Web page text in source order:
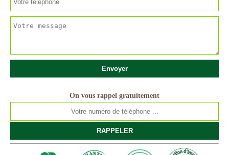
On vous rappel gratuitement